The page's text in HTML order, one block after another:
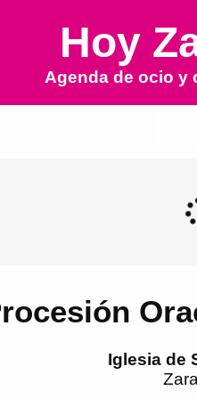
Hoy
Agenda de ocio y
Iglesia de